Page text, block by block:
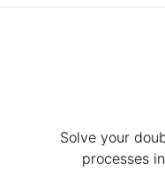
Solve your
processes